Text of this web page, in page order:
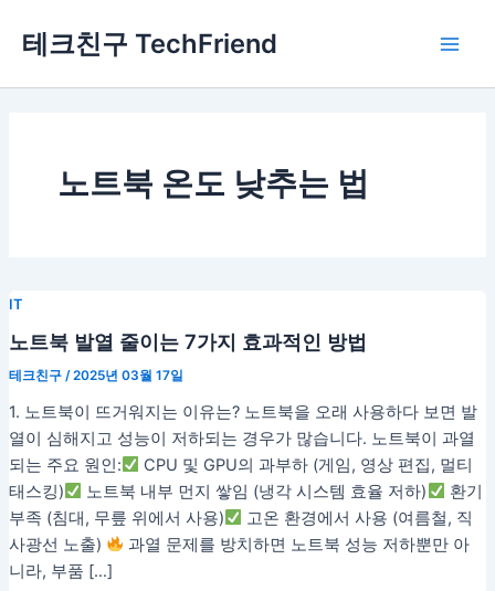
로
테크친구 TechFriend
노트북 온도 낮추는 법
IT
노트북 발열 줄이는 7가지 효과적인 방법
테크친구 /2025년 03월 17일
1. 노트북이 뜨거워지는 이유는? 노트북을 오래 사용하다 보면 발
열이 심해지고 성능이 저하되는 경우가 많습니다. 노트북이 과열
되는 주요 원인:
CPU 및 GPU의 과부하 (게임, 영상 편집, 멀티
태스킹)
노트북 내부 먼지 쌓임 (냉각 시스템 효율 저하)
환기
부족 (침대, 무릎 위에서 사용)
고온 환경에서 사용 (여름철, 직
사광선 노출)
과열 문제를 방치하면 노트북 성능 저하뿐만 아
니라, 부품 […]